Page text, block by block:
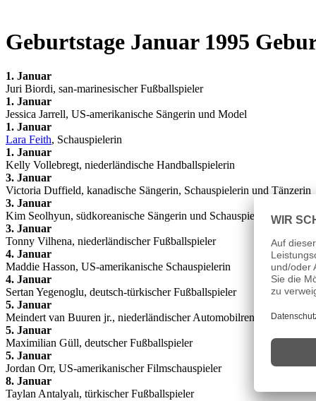
Geburtstage Januar 1995
1. Januar
Juri Biordi, san-marinesischer Fußballspieler
1. Januar
Jessica Jarrell, US-amerikanische Sängerin und Model
1. Januar
Lara Feith, Schauspielerin
1. Januar
Kelly Vollebregt, niederländische Handballspielerin
3. Januar
Victoria Duffield, kanadische Sängerin, Schauspielerin und Tänzerin
3. Januar
Kim Seolhyun, südkoreanische Sängerin und Schauspielerin
3. Januar
Tonny Vilhena, niederländischer Fußballspieler
4. Januar
Maddie Hasson, US-amerikanische Schauspielerin
4. Januar
Sertan Yegenoglu, deutsch-türkischer Fußballspieler
5. Januar
Meindert van Buuren jr., niederländischer Automobilrennfahrer
5. Januar
Maximilian Güll, deutscher Fußballspieler
5. Januar
Jordan Orr, US-amerikanischer Filmschauspieler
8. Januar
Taylan Antalyalı, türkischer Fußballspieler